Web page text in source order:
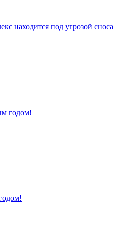
находится под угрозой сноса
годом!